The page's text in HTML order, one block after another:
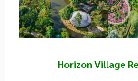
Horizon Village